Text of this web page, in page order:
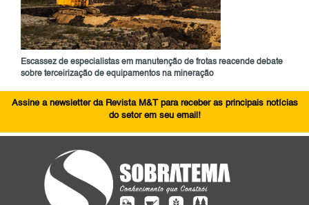
Escassez de especialistas em manutenção de frotas reacende debate
sobre terceirização de equipamentos na mineração
Assine a newsletter da Revista M&T para receber as principais notícias
do setor em seu email!